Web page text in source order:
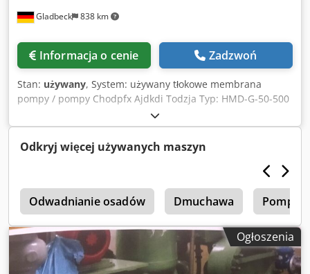
Gladbeck 838 km
Informacja o cenie Zadzwoń
Stan: używany, System: używany tłokowe membrana
pompy / pompy Chodpfx Ajdkdi Todzja Typ: HMD-G-50-500
Natężenie przepływu: 40,0 m3/h Ciśnienie: 1,6 MPa
Odkryj więcej używanych maszyn
Odwadnianie osadów Dmuchawa Pompy
Ogłoszenia